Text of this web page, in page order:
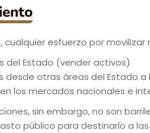
cualquier esfuerzo por
del Estado (vender activos)
desde otras áreas del Estado
los mercados nacionales e
sin embargo, no son
público para destinarlo a